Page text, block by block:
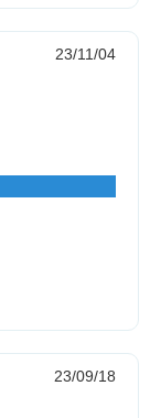
23/11/04
23/09/18